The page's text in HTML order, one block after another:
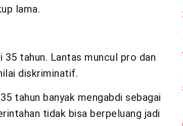
lama.
tahun. Lantas muncul pro dan
diskriminatif.
tahun banyak mengabdi sebagai
tidak bisa berpeluang jadi